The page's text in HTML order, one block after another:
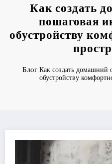
Как создать
пошаговая
обустройству
Блог Как создать домашний
обустройству